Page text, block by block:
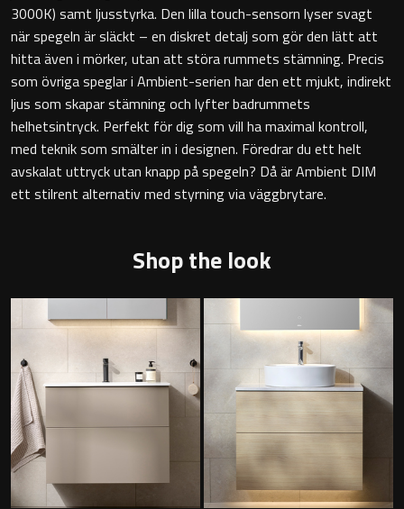
Handduksstänger
Badkarshandtag
Duschkorgar
Hyllor
Toalettborstset
Belysning
Handtag & knoppar
Övriga badrumstillbehör
3000K) samt ljusstyrka. Den lilla touch-sensorn lyser svagt
när spegeln är släckt – en diskret detalj som gör den lätt att
hitta även i mörker, utan att störa rummets stämning. Precis
som övriga speglar i Ambient-serien har den ett mjukt, indirekt
ljus som skapar stämning och lyfter badrummets
helhetsintryck. Perfekt för dig som vill ha maximal kontroll,
med teknik som smälter in i designen. Föredrar du ett helt
avskalat uttryck utan knapp på spegeln? Då är Ambient DIM
ett stilrent alternativ med styrning via väggbrytare.
Shop the look